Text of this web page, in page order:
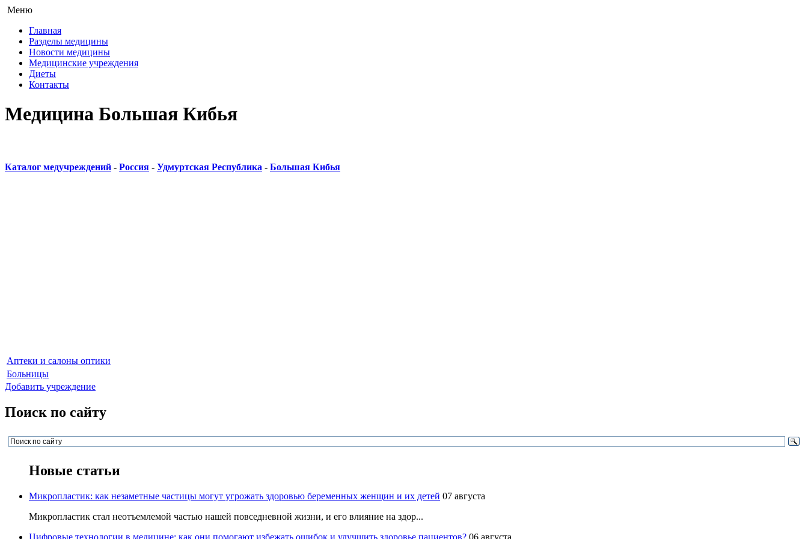
Меню
Главная
Разделы медицины
Новости медицины
Медицинские учреждения
Диеты
Контакты
Медицина Большая Кибья
Каталог медучреждений - Россия - Удмуртская Республика - Большая Кибья
Аптеки и салоны оптики
Больницы
Добавить учреждение
Поиск по сайту
Новые статьи
Микропластик: как незаметные частицы могут угрожать здоровью беременных женщин и их детей 07 августа
Микропластик стал неотъемлемой частью нашей повседневной жизни, и его влияние на здор...
Цифровые технологии в медицине: как они помогают избежать ошибок и улучшить здоровье пациентов? 06 августа